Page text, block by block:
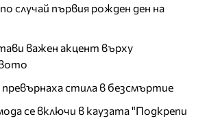
случай първия рожден ден на
важен акцент върху
стила в безсмъртие
се включи в каузата "Подкрепи